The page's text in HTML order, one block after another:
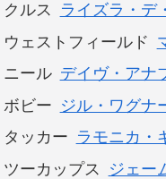
クルス
ライズラ・デ
ウェストフィールド
ニール デイヴ・アナ
ボビー ジル・ワグナ
タッカー ラモニカ・
ツーカップス
ジェー